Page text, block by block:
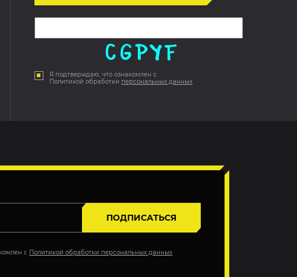
Я подтверждаю, что ознакомлен с
Политикой обработки персональных данных
ПОДПИСАТЬСЯ
с Политикой обработки персональных данных